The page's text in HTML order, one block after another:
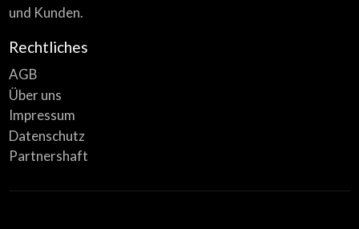
und Kunden.
Rechtliches
AGB
Über uns
Impressum
Datenschutz
Partnershaft